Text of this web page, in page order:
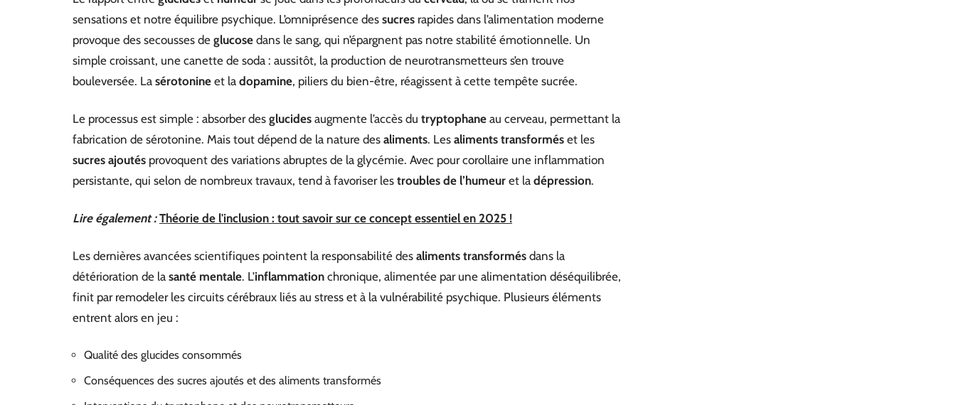
sensations et notre équilibre psychique. L’omniprésence des sucres rapides dans l’alimentation moderne
provoque des secousses de glucose dans le sang, qui n’épargnent pas notre stabilité émotionnelle. Un
simple croissant, une canette de soda : aussitôt, la production de neurotransmetteurs s’en trouve
bouleversée. La sérotonine et la dopamine, piliers du bien-être, réagissent à cette tempête sucrée.
Le processus est simple : absorber des glucides augmente l’accès du tryptophane au cerveau, permettant la
fabrication de sérotonine. Mais tout dépend de la nature des aliments. Les aliments transformés et les
sucres ajoutés provoquent des variations abruptes de la glycémie. Avec pour corollaire une inflammation
persistante, qui selon de nombreux travaux, tend à favoriser les troubles de l’humeur et la dépression.
Lire également : Théorie de l'inclusion : tout savoir sur ce concept essentiel en 2025 !
Les dernières avancées scientifiques pointent la responsabilité des aliments transformés dans la
détérioration de la santé mentale. L’inflammation chronique, alimentée par une alimentation déséquilibrée,
finit par remodeler les circuits cérébraux liés au stress et à la vulnérabilité psychique. Plusieurs éléments
entrent alors en jeu :
Qualité des glucides consommés
Conséquences des sucres ajoutés et des aliments transformés